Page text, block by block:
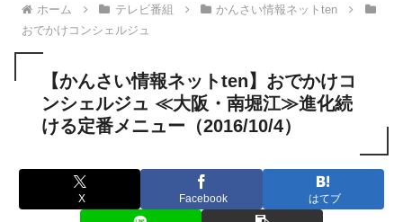
ホーム テレビ番組
かんさい情報ネットten
おでかけコンシェルジュ
【かんさい情報ネットten】おでかけコ
ンシェルジュ ≪大阪・南堀江≫進化続
ける定番メニュー（2016/10/4）
X Facebook はてブ